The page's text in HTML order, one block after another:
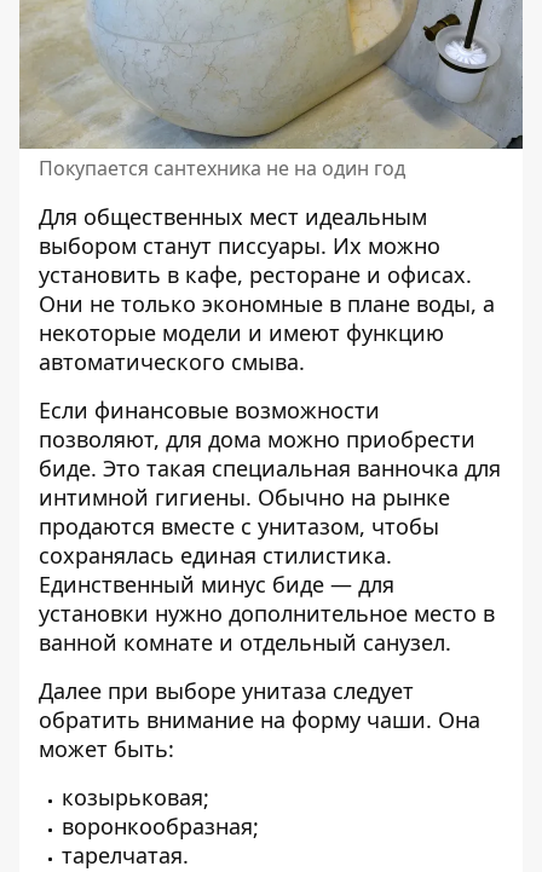
Покупается сантехника не на один год
Для общественных мест идеальным
выбором станут писсуары. Их можно
установить в кафе, ресторане и офисах.
Они не только экономные в плане воды, а
некоторые модели и имеют функцию
автоматического смыва.
Если финансовые возможности
позволяют, для дома можно приобрести
биде. Это такая специальная ванночка для
интимной гигиены. Обычно на рынке
продаются вместе с унитазом, чтобы
сохранялась единая стилистика.
Единственный минус биде — для
установки нужно дополнительное место в
ванной комнате и отдельный санузел.
Далее при выборе унитаза следует
обратить внимание на форму чаши. Она
может быть:
козырьковая;
воронкообразная;
тарелчатая.